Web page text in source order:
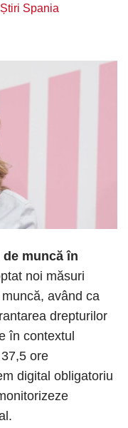
Știri Spania
muncă în
noi măsuri
având ca
drepturilor
în contextul
ore
digital obligatoriu